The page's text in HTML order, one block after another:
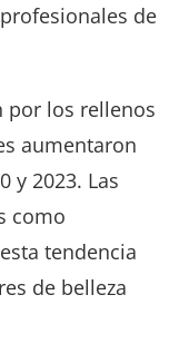
de
por los rellenos
aumentaron
y 2023. Las
como
tendencia
de belleza